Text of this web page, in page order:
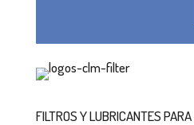
FILTROS Y LUBRICANTES